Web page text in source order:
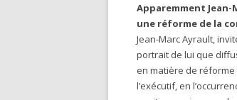
Apparemment
une réforme de la
Jean-Marc Ayrault,
portrait de lui que
en matière de
l’exécutif, en